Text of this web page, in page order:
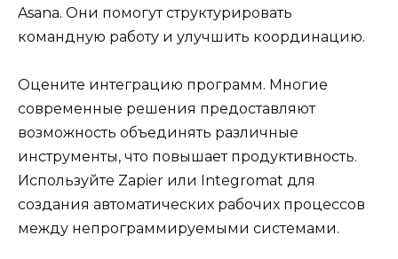
Asana. Они помогут структурировать
командную работу и улучшить координацию.
Оцените интеграцию программ. Многие
современные решения предоставляют
возможность объединять различные
инструменты, что повышает продуктивность.
Используйте Zapier или Integromat для
создания автоматических рабочих процессов
между непрограммируемыми системами.